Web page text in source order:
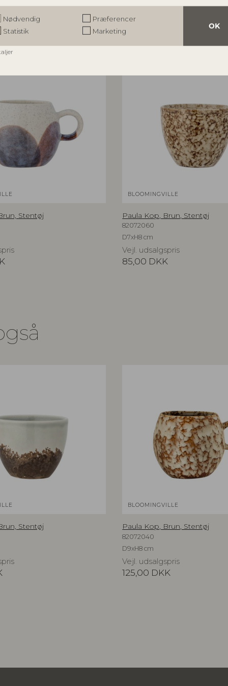
OK
Nødvendig
Præferencer
Statistik
Marketing
Stentøj
BLOOMINGVILLE
Paula Kop, Brun, Stentøj
82072060
D7xH8 cm
Vejl. udsalgspris
85,00 DKK
Stentøj
BLOOMINGVILLE
Paula Kop, Brun, Stentøj
82072040
D9xH8 cm
Vejl. udsalgspris
125,00 DKK